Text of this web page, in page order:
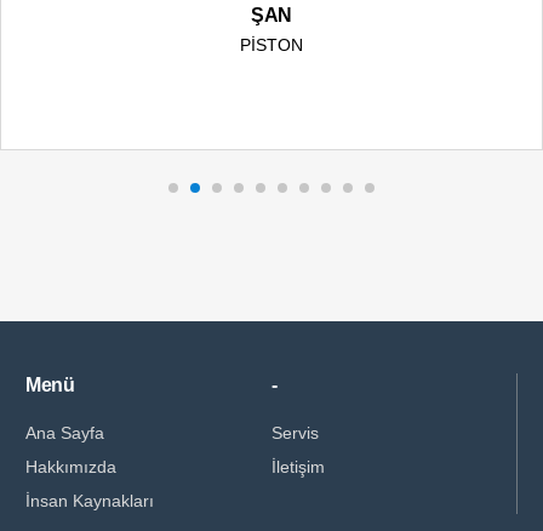
ŞAN
PİSTON
Menü
Ana Sayfa
Hakkımızda
İnsan Kaynakları
-
Servis
İletişim